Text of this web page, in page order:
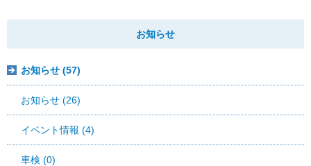
お知らせ
お知らせ (57)
お知らせ (26)
イベント情報 (4)
車検 (0)